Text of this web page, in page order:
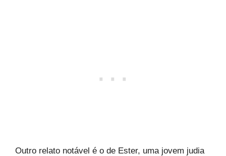
Outro relato notável é o de Ester, uma jovem judia